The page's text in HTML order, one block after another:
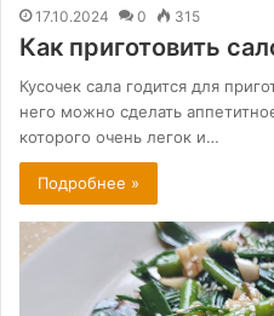
17.10.2024 0 315
Как приготовить
Кусочек сала годится для
него можно сделать
которого очень легок и…
Подробнее »